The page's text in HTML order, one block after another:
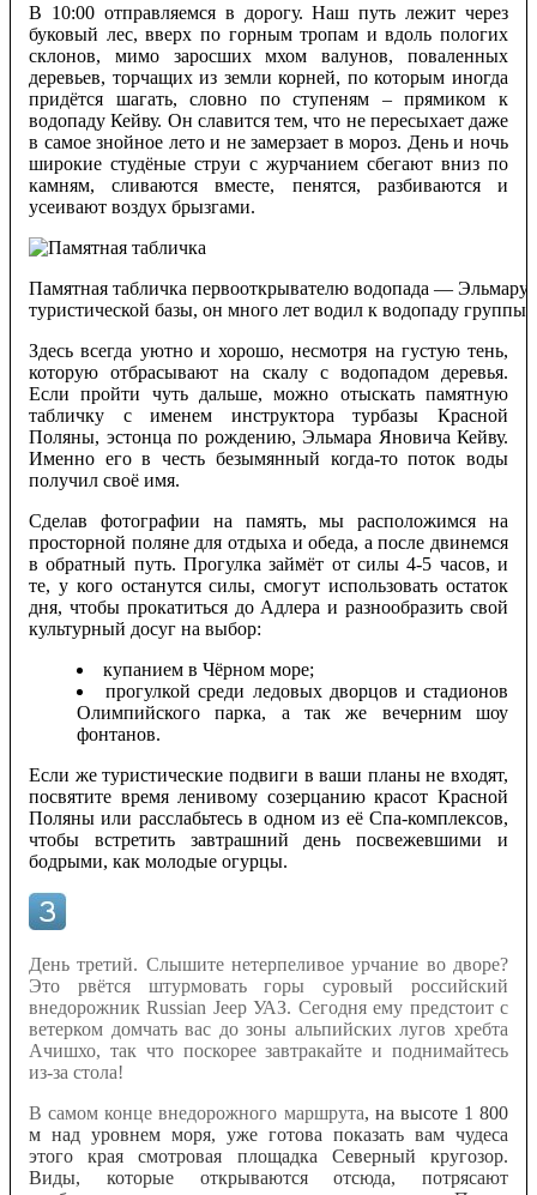
В 10:00 отправляемся в дорогу. Наш путь лежит через
буковый лес, вверх по горным тропам и вдоль пологих
склонов, мимо заросших мхом валунов, поваленных
деревьев, торчащих из земли корней, по которым иногда
придётся шагать, словно по ступеням – прямиком к
водопаду Кейву. Он славится тем, что не пересыхает даже
в самое знойное лето и не замерзает в мороз. День и ночь
широкие студёные струи с журчанием сбегают вниз по
камням, сливаются вместе, пенятся, разбиваются и
усеивают воздух брызгами.
Памятная табличка первооткрывателю водопада —
туристической базы, он много лет водил к водопаду группы
Здесь всегда уютно и хорошо, несмотря на густую тень,
которую отбрасывают на скалу с водопадом деревья.
Если пройти чуть дальше, можно отыскать памятную
табличку с именем инструктора турбазы Красной
Поляны, эстонца по рождению, Эльмара Яновича Кейву.
Именно его в честь безымянный когда-то поток воды
получил своё имя.
Сделав фотографии на память, мы расположимся на
просторной поляне для отдыха и обеда, а после двинемся
в обратный путь. Прогулка займёт от силы 4-5 часов, и
те, у кого останутся силы, смогут использовать остаток
дня, чтобы прокатиться до Адлера и разнообразить свой
культурный досуг на выбор:
купанием в Чёрном море;
прогулкой среди ледовых дворцов и стадионов
Олимпийского парка, а так же вечерним шоу
фонтанов.
Если же туристические подвиги в ваши планы не входят,
посвятите время ленивому созерцанию красот Красной
Поляны или расслабьтесь в одном из её Спа-комплексов,
чтобы встретить завтрашний день посвежевшими и
бодрыми, как молодые огурцы.
День третий. Слышите нетерпеливое урчание во дворе?
Это рвётся штурмовать горы суровый российский
внедорожник Russian Jeep УАЗ. Сегодня ему предстоит с
ветерком домчать вас до зоны альпийских лугов хребта
Ачишхо, так что поскорее завтракайте и поднимайтесь
из-за стола!
В самом конце внедорожного маршрута, на высоте 1 800
м над уровнем моря, уже готова показать вам чудеса
этого края смотровая площадка Северный кругозор.
Виды, которые открываются отсюда, потрясают